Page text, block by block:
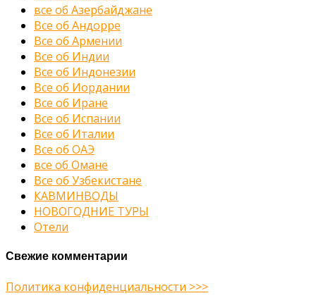
все об Азербайджане
Все об Андорре
Все об Армении
Все об Индии
Все об Индонезии
Все об Иордании
Все об Иране
Все об Испании
Все об Италии
Все об ОАЭ
все об Омане
Все об Узбекистане
КАВМИНВОДЫ
НОВОГОДНИЕ ТУРЫ
Отели
Свежие комментарии
Политика конфиденциальности >>>